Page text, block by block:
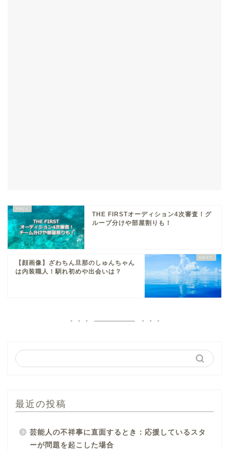
THE FIRSTオーディション4次審査！グ
ループ分けや部屋割りも！
【顔画像】ざわちん旦那のしゅんちゃん
は内装職人！馴れ初めや出会いは？
最近の投稿
芸能人の不祥事に直面するとき：応援しているスタ
ーが問題を起こした場合